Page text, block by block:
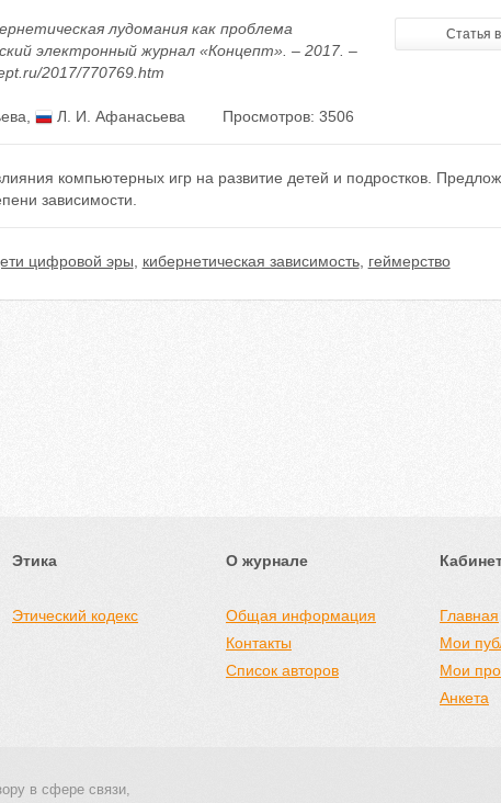
лудомания как проблема
электронный журнал «Концепт». – 2017. –
2017/770769.htm
Статья
Л. И. Афанасьева Просмотров: 3506
компьютерных игр на развитие детей и подростков.
зависимости.
цифровой эры кибернетическая зависимость, геймерство
Этика
Этический кодекс
О журнале
Общая информация
Контакты
Список авторов
Главная
Мои
Мои
Анкета
в сфере связи,